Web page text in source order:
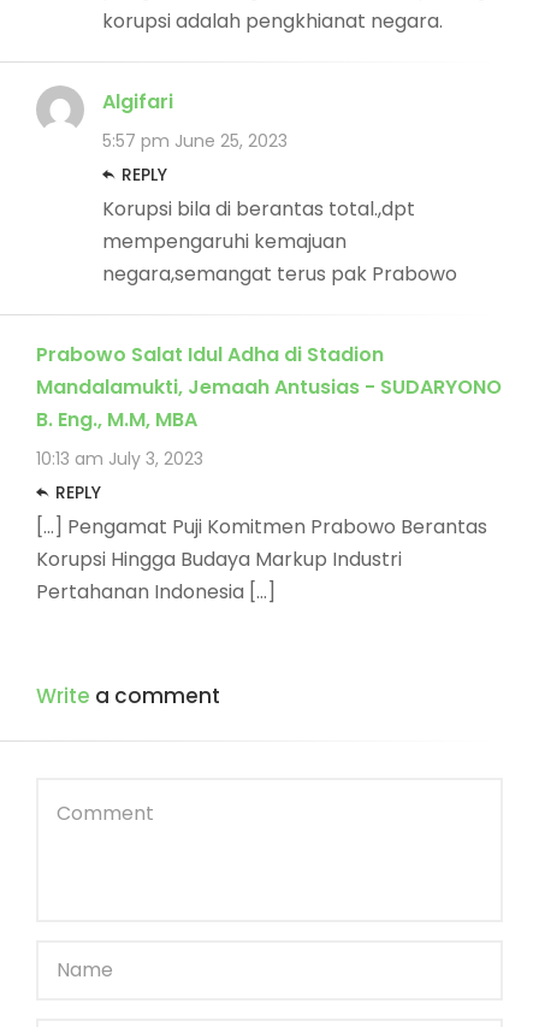
korupsi adalah pengkhianat negara.
Algifari
5:57 pm June 25, 2023
REPLY
Korupsi bila di berantas total.,dpt
mempengaruhi kemajuan
negara,semangat terus pak Prabowo
Prabowo Salat Idul Adha di Stadion
Mandalamukti, Jemaah Antusias - SUDARYONO
B. Eng., M.M, MBA
10:13 am July 3, 2023
REPLY
[…] Pengamat Puji Komitmen Prabowo Berantas
Korupsi Hingga Budaya Markup Industri
Pertahanan Indonesia […]
Write a comment